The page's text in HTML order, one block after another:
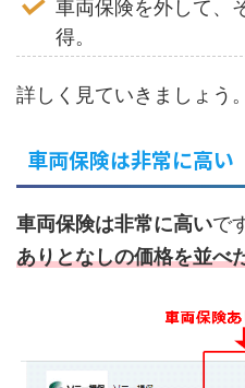
車両保険を外して、
得。
詳しく見ていきましょう。
車両保険は非常に高い
車両保険は非常に高いで
ありとなしの価格を並べ